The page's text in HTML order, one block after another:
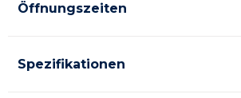
Öffnungszeiten
Spezifikationen